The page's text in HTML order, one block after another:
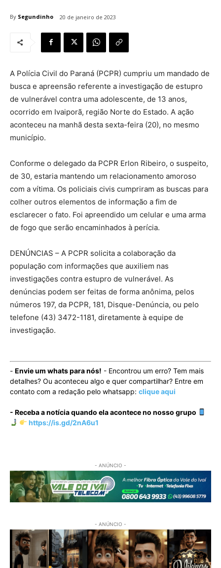
By Segundinho 20 de janeiro de 2023
A Polícia Civil do Paraná (PCPR) cumpriu um mandado de
busca e apreensão referente a investigação de estupro
de vulnerável contra uma adolescente, de 13 anos,
ocorrido em Ivaiporã, região Norte do Estado. A ação
aconteceu na manhã desta sexta-feira (20), no mesmo
município.
Conforme o delegado da PCPR Erlon Ribeiro, o suspeito,
de 30, estaria mantendo um relacionamento amoroso
com a vítima. Os policiais civis cumpriram as buscas para
colher outros elementos de informação a fim de
esclarecer o fato. Foi apreendido um celular e uma arma
de fogo que serão encaminhados à perícia.
DENÚNCIAS – A PCPR solicita a colaboração da
população com informações que auxiliem nas
investigações contra estupro de vulnerável. As
denúncias podem ser feitas de forma anônima, pelos
números 197, da PCPR, 181, Disque-Denúncia, ou pelo
telefone (43) 3472-1181, diretamente à equipe de
investigação.
- Envie um whats para nós! - Encontrou um erro? Tem mais
detalhes? Ou aconteceu algo e quer compartilhar? Entre em
contato com a redação pelo whatsapp: clique aqui
- Receba a notícia quando ela acontece no nosso grupo
https://is.gd/2nA6u1
- ANÚNCIO -
- ANÚNCIO -